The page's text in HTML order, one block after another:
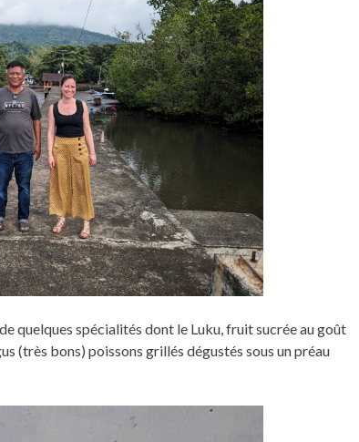
quelques spécialités dont le Luku, fruit sucrée au goût
(très bons) poissons grillés dégustés sous un préau